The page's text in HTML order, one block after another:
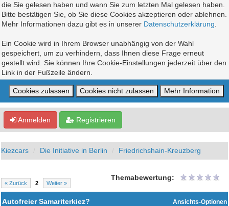
die Sie gelesen haben und wann Sie zum letzten Mal gelesen haben.
Bitte bestätigen Sie, ob Sie diese Cookies akzeptieren oder ablehnen.
Mehr Informationen dazu gibt es in unserer Datenschutzerklärung
Ein Cookie wird in Ihrem Browser unabhängig von der Wahl
gespeichert, um zu verhindern, dass Ihnen diese Frage erneut
gestellt wird. Sie können Ihre Cookie-Einstellungen jederzeit über den
Link in der Fußzeile ändern.
Anmelden Registrieren
Kiezcars Die Initiative in Berlin Friedrichshain-Kreuzberg
« Zurück 2 Weiter »
Themabewertung:
Ansichts-Optionen
Autofreier Samariterkiez?